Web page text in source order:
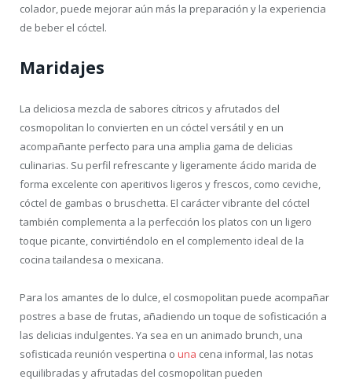
colador, puede mejorar aún más la preparación y la experiencia
de beber el cóctel.
Maridajes
La deliciosa mezcla de sabores cítricos y afrutados del
cosmopolitan lo convierten en un cóctel versátil y en un
acompañante perfecto para una amplia gama de delicias
culinarias. Su perfil refrescante y ligeramente ácido marida de
forma excelente con aperitivos ligeros y frescos, como ceviche,
cóctel de gambas o bruschetta. El carácter vibrante del cóctel
también complementa a la perfección los platos con un ligero
toque picante, convirtiéndolo en el complemento ideal de la
cocina tailandesa o mexicana.
Para los amantes de lo dulce, el cosmopolitan puede acompañar
postres a base de frutas, añadiendo un toque de sofisticación a
las delicias indulgentes. Ya sea en un animado brunch, una
sofisticada reunión vespertina o una cena informal, las notas
equilibradas y afrutadas del cosmopolitan pueden